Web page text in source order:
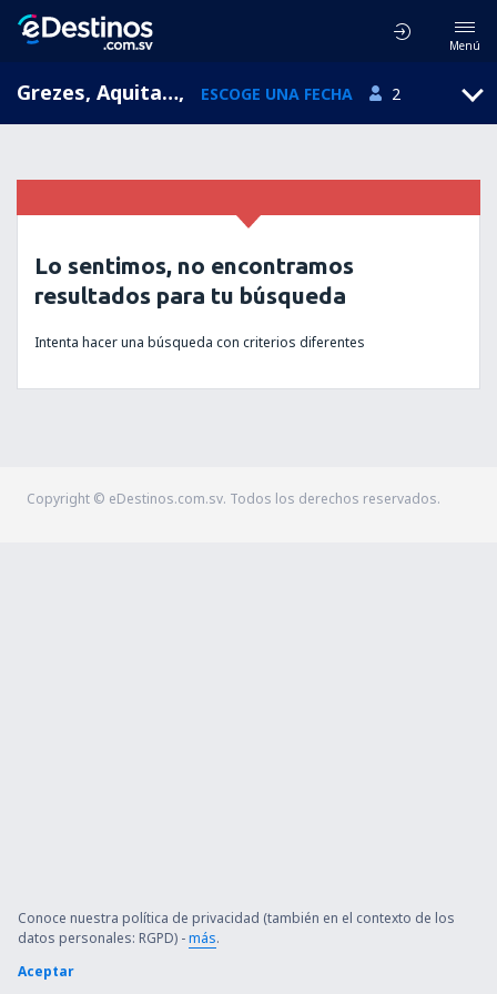
Menú
Grezes, Aquitaine, Francia, ESCOGE UNA FECHA 2
Lo sentimos, no encontramos
resultados para tu búsqueda
Intenta hacer una búsqueda con criterios diferentes
Copyright © eDestinos.com.sv. Todos los derechos reservados.
Conoce nuestra política de privacidad (también en el contexto de los
datos personales: RGPD) -más.
Aceptar